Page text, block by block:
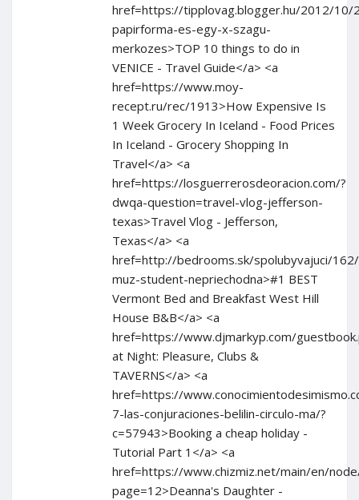
href=https://tipplovag.blogger.hu/2012/10/
papirforma-es-egy-x-szagu-
merkozes>TOP 10 things to do in
VENICE - Travel Guide</a> <a
href=https://www.moy-
recept.ru/rec/1913>How Expensive Is
1 Week Grocery In Iceland - Food Prices
In Iceland - Grocery Shopping In
Travel</a> <a
href=https://losguerrerosdeoracion.com/?
dwqa-question=travel-vlog-jefferson-
texas>Travel Vlog - Jefferson,
Texas</a> <a
href=http://bedrooms.sk/spolubyvajuci/
muz-student-nepriechodna>#1 BEST
Vermont Bed and Breakfast West Hill
House B&B</a> <a
href=https://www.djmarkyp.com/
at Night: Pleasure, Clubs &
TAVERNS</a> <a
href=https://
7-las-conjuraciones-belilin-circulo-ma/?
c=57943>Booking a cheap holiday -
Tutorial Part 1</a> <a
href=https://www.chizmiz.net/main/en/
page=12>Deanna's Daughter -